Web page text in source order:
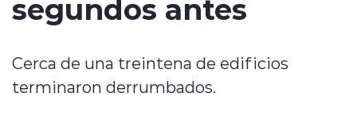
Entrevistas
segundos antes
Cerca de una treintena de edificios
terminaron derrumbados.